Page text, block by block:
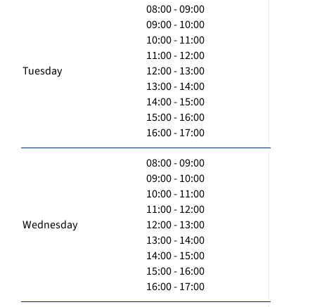
Tuesday
08:00 - 09:00
09:00 - 10:00
10:00 - 11:00
11:00 - 12:00
12:00 - 13:00
13:00 - 14:00
14:00 - 15:00
15:00 - 16:00
16:00 - 17:00
Wednesday
08:00 - 09:00
09:00 - 10:00
10:00 - 11:00
11:00 - 12:00
12:00 - 13:00
13:00 - 14:00
14:00 - 15:00
15:00 - 16:00
16:00 - 17:00